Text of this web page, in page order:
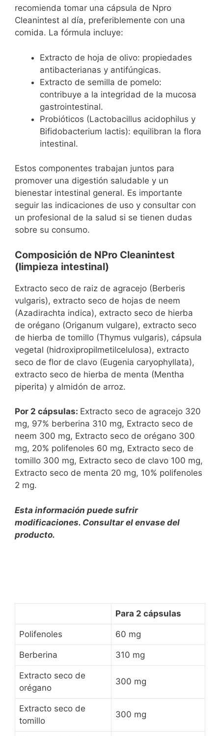
recomienda tomar una cápsula de Npro
Cleanintest al día, preferiblemente con una
comida. La fórmula incluye:
Extracto de hoja de olivo: propiedades
antibacterianas y antifúngicas.
Extracto de semilla de pomelo:
contribuye a la integridad de la mucosa
gastrointestinal.
Probióticos (Lactobacillus acidophilus y
Bifidobacterium lactis): equilibran la flora
intestinal.
Estos componentes trabajan juntos para
promover una digestión saludable y un
bienestar intestinal general. Es importante
seguir las indicaciones de uso y consultar con
un profesional de la salud si se tienen dudas
sobre su consumo.
Composición de NPro Cleanintest
(limpieza intestinal)
Extracto seco de raiz de agracejo (Berberis
vulgaris), extracto seco de hojas de neem
(Azadirachta indica), extracto seco de hierba
de orégano (Origanum vulgare), extracto seco
de hierba de tomillo (Thymus vulgaris), cápsula
vegetal (hidroxipropilmetilcelulosa), extracto
seco de flor de clavo (Eugenia caryophyllata),
extracto seco de hierba de menta (Mentha
piperita) y almidón de arroz.
Por 2 cápsulas: Extracto seco de agracejo 320
mg, 97% berberina 310 mg, Extracto seco de
neem 300 mg, Extracto seco de orégano 300
mg, 20% polifenoles 60 mg, Extracto seco de
tomillo 300 mg, Extracto seco de clavo 100 mg,
Extracto seco de menta 20 mg, 10% polifenoles
2 mg.
Esta información puede sufrir
modificaciones. Consultar el envase del
producto.
Para 2 cápsulas
Polifenoles 60 mg
Berberina 310 mg
Extracto seco de
orégano
300 mg
Extracto seco de
tomillo
300 mg